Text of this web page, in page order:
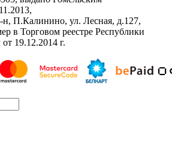
н, П.Калинино, ул. Лесная, д.127,
в Торговом реестре Республики
19.12.2014 г.